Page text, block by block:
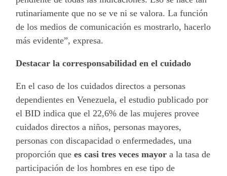
rutinariamente que no se ve ni se valora. La función
de los medios de comunicación es mostrarlo, hacerlo
más evidente”, expresa.
Destacar la corresponsabilidad en el cuidado
En el caso de los cuidados directos a personas
dependientes en Venezuela, el estudio publicado por
el BID indica que el 22,6% de las mujeres provee
cuidados directos a niños, personas mayores,
personas con discapacidad o enfermedades, una
proporción quees casi tres veces mayor a la tasa de
participación de los hombres en ese tipo de